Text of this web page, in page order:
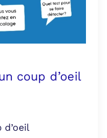
coup d’oeil
d’oeil